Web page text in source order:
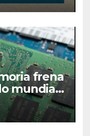
frena
mundial